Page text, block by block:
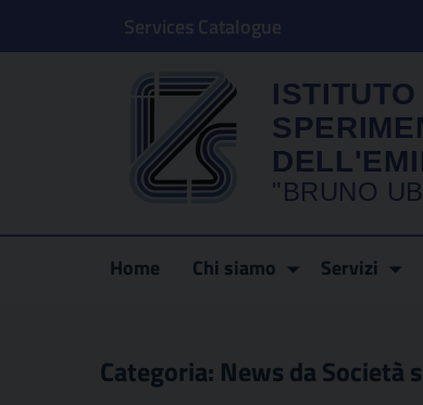
Services Catalogue
"BRUNO
Home Chi siamo Servizi
Categoria: News da Società